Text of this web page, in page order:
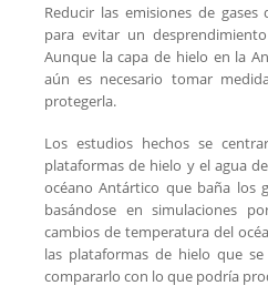
Reducir las emisiones de
para evitar un
Aunque la capa de hielo en la
aún es necesario tomar
protegerla.
Los estudios hechos se
plataformas de hielo y el agua
océano Antártico que baña los
basándose en simulaciones
cambios de temperatura del
las plataformas de hielo que
compararlo con lo que podría